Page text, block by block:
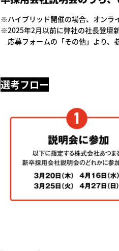
※ハイブリッド開催の場合、オンラ
※2025年2月以前に弊社の社長登壇
応募フォームの「その他」より、
選考フロー